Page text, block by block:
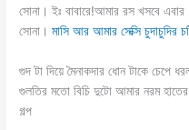
সোনা। ইঃ বাবারে!আমার রস খসবে
সোনা।মাসি আর আমার সেক্সি
গুদ টা দিয়ে মৈনাকদার ধোন টাকে চেপে
গুলতির মতো বিচি দুটো আমার নরম
গল্প